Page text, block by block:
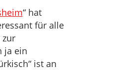
“ hat
für alle
ja ein
ist an